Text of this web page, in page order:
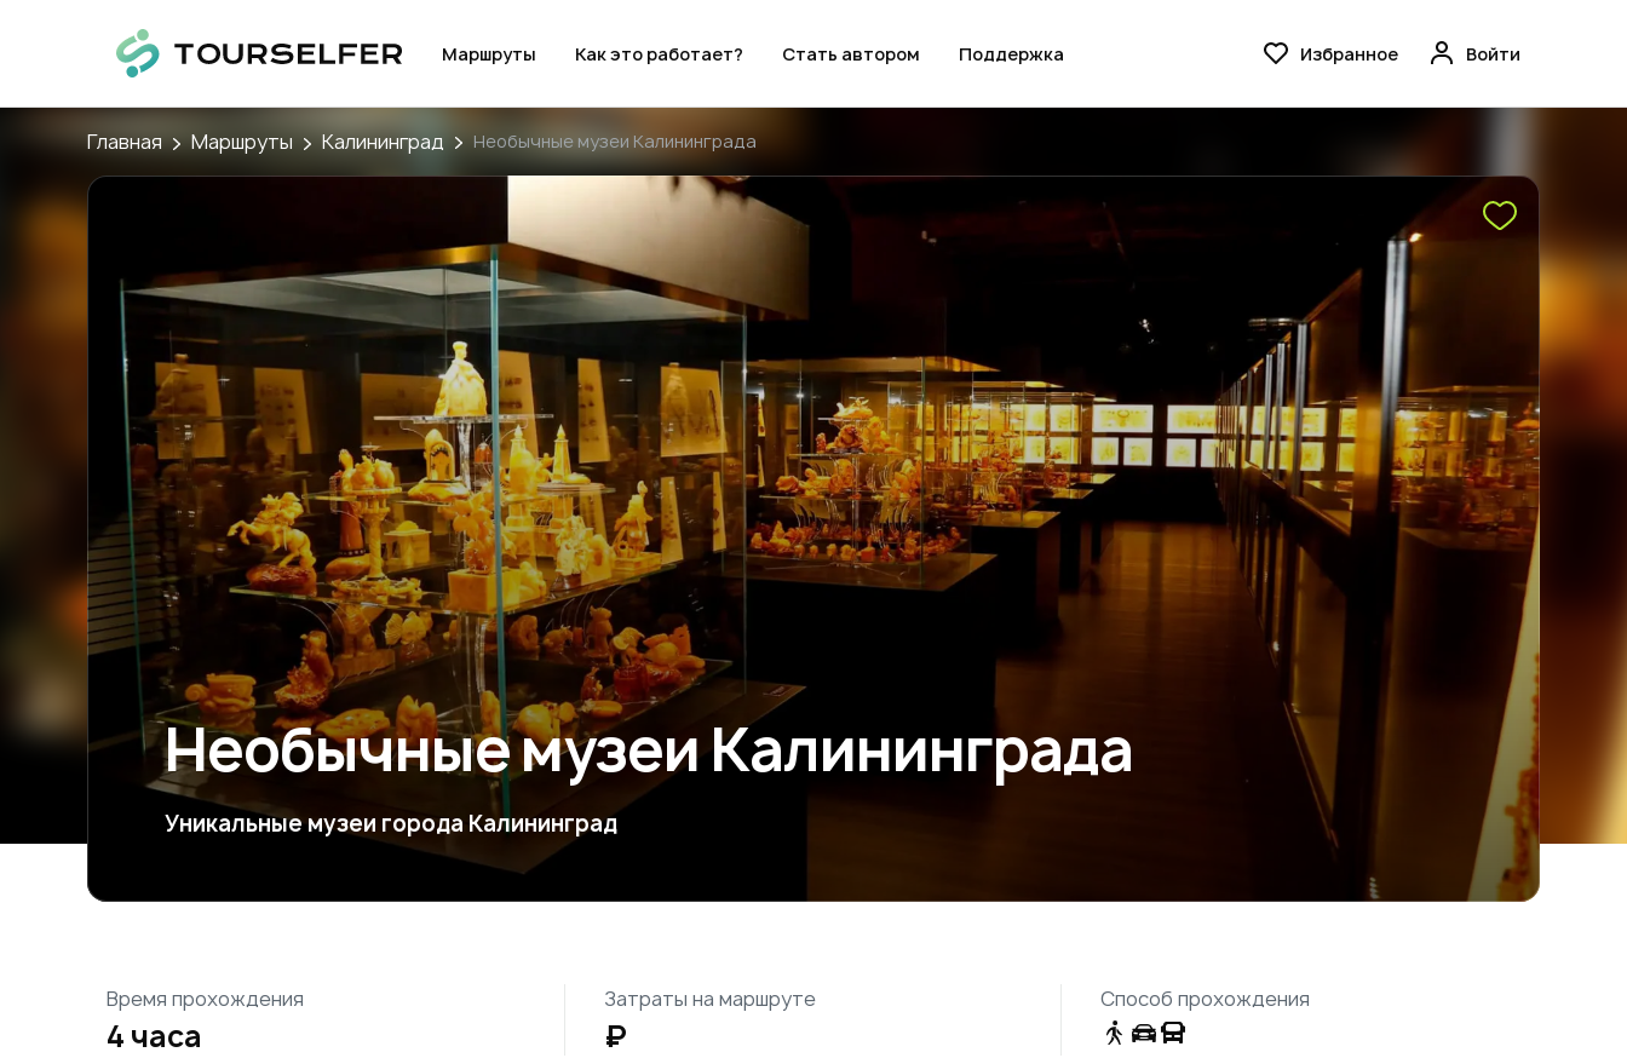
Маршруты Как это работает? Стать автором Поддержка Избранное Войти
Главная Маршруты Калининград Необычные музеи Калининграда
Необычные музеи Калининграда
Уникальные музеи города Калининград
Время прохождения
4 часа
Затраты на маршруте
₽
Способ прохождения